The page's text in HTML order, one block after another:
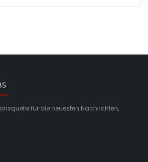
für die neuesten Nachrichten,